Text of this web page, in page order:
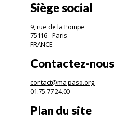
Siège social
9, rue de la Pompe
75116 - Paris
FRANCE
Contactez-nous
contact@malpaso.org
01.75.77.24.00
Plan du site